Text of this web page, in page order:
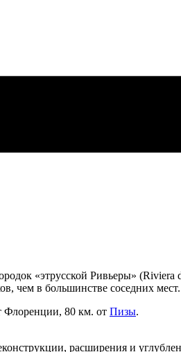
«этрусской Ривьеры»
чем в большинстве соседних мест.
Флоренции, 80 км. от Пизы.
расширения и